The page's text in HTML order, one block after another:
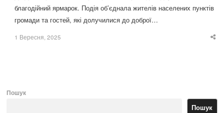
благодійний ярмарок. Подія об’єднала жителів населених пунктів
громади та гостей, які долучилися до доброї…
1 Вересня, 2025
Пошук
Пошук